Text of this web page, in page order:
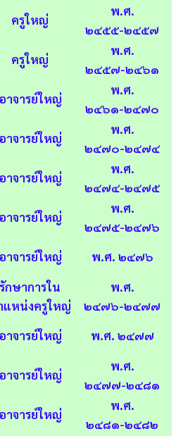
ครูใหญ่
พ.ศ.
๒๔๕๕-๒๔๕๗
ครูใหญ่
พ.ศ.
๒๔๕๗-๒๔๖๑
อาจารย์ใหญ่
พ.ศ.
๒๔๖๑-๒๔๗๐
อาจารย์ใหญ่
พ.ศ.
๒๔๗๐-๒๔๗๔
อาจารย์ใหญ่
พ.ศ.
๒๔๗๔-๒๔๗๕
อาจารย์ใหญ่
พ.ศ.
๒๔๗๕-๒๔๗๖
อาจารย์ใหญ่ พ.ศ. ๒๔๗๖
รักษาการใน
แหน่งครูใหญ่
พ.ศ.
๒๔๗๖-๒๔๗๗
อาจารย์ใหญ่
พ.ศ. ๒๔๗๗
อาจารย์ใหญ่
พ.ศ.
๒๔๗๗-๒๔๘๑
อาจารย์ใหญ่
พ.ศ.
๒๔๘๑-๒๔๘๒